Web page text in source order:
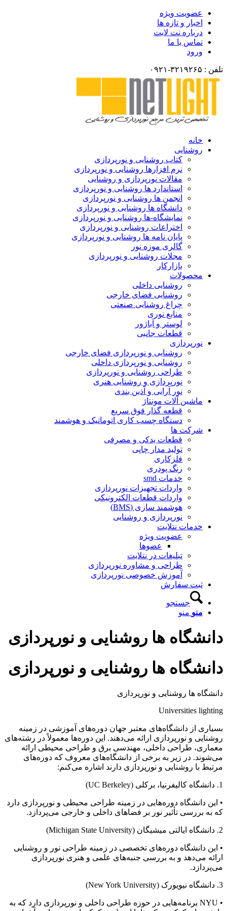
عضویت ویژه
اخبار و تازه ها
درباره نت لایت
تماس با ما
ورود
تلفن : ۳۲۱۹۲۶۵-۰۹۲۱
خانه
روشنایی
کتاب روشنایی و نورپردازی
نرم افزارها روشنایی و نورپردازی
مقالات نورپردازی و روشنایی
استاندارد ها روشنایی و نورپردازی
انجمن ها روشنایی و نورپردازی
دانشگاه ها روشنایی و نورپردازی
نمایشگاه-ها روشنایی و نورپردازی
اختراعات روشنایی و نورپردازی
پایان نامه ها روشنایی و نورپردازی
گالری موزه نور
مجلات روشنایی و نورپردازی
بازارکار
محصولات
روشنایی داخلی
روشنایی فضای خارجی
چراغ روشنایی صنعتی
منابع نوری
لوستر و آباژور
قطعات جانبی
نورپردازی
روشنایی و نورپردازی فضای خارجی
روشنایی و نورپردازی داخلی
طراحی روشنایی و نورپردازی
نورپردازی و روشنایی هنری
نور آرایی و آذین بندی
ماشین آلات مونتاژ
قطعه گذار فوق سریع
دستگاه چسب کاری اتوماتیک و هوشمند
شرکت ها
قطعات یدکی و مصرفی
تولید مدار چاپی
فلزکاری
رنگ پودری
خدمات smd
واردات تجهیزات نورپردازی
واردات قطعات الکترونیکی
هوشمند سازی (BMS)
نورپردازی و روشنایی
خدمات نتلایت
عضویت ویژه
عضوها
تبلیغات در نتلایت
طراحی و مشاوره نورپردازی
آموزش خصوصی نورپردازی
ثبت سفارش
جستجو
منو منو
دانشگاه ها روشنایی و نورپردازی
دانشگاه ها روشنایی و نورپردازی
دانشگاه ها روشنایی و نورپردازی
Universities lighting
بسیاری از دانشگاه‌های معتبر جهان دوره‌های آموزشی در زمینه
روشنایی و نورپردازی ارائه می‌دهند. این دوره‌ها معمولاً در رشته‌های
معماری، طراحی داخلی، مهندسی برق و طراحی محیطی ارائه
می‌شوند. در زیر به برخی از دانشگاه‌های معروف که دوره‌های
مرتبط با روشنایی و نورپردازی دارند اشاره می‌کنم:
1. دانشگاه کالیفرنیا، برکلی (UC Berkeley)
• این دانشگاه دوره‌هایی در زمینه طراحی محیطی و نورپردازی دارد
که به بررسی تأثیر نور بر فضاهای داخلی و خارجی می‌پردازد.
2. دانشگاه ایالتی میشیگان (Michigan State University)
• این دانشگاه دوره‌های تخصصی در زمینه طراحی نور و روشنایی
ارائه می‌دهد و به بررسی جنبه‌های علمی و هنری نورپردازی
می‌پردازد.
3. دانشگاه نیویورک (New York University)
• NYU برنامه‌هایی در حوزه طراحی داخلی و نورپردازی دارد که به